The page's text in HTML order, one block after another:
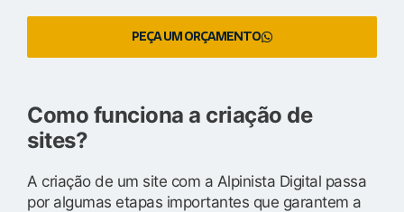
PEÇA UM ORÇAMENTO
Como funciona a criação de
sites?
A criação de um site com a Alpinista Digital passa
por algumas etapas importantes que garantem a